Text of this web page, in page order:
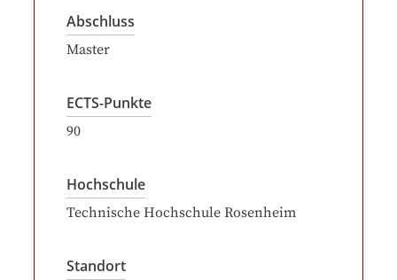
Abschluss
Master
ECTS-Punkte
90
Hochschule
Technische Hochschule Rosenheim
Standort